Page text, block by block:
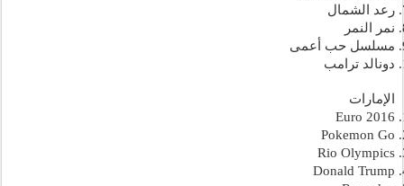
رعد الشمال
نمر النمر
مسلسل حب أعمى
دونالد ترامب
الإمارات
Euro 2016
Pokemon Go
Rio Olympics
Donald Trump